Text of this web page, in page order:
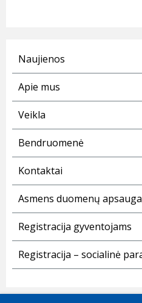
Naujienos
Apie mus
Veikla
Bendruomenė
Kontaktai
Asmens duomenų apsauga
Registracija gyventojams
Registracija – socialinė